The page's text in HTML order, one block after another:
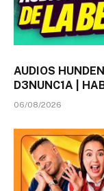
AUDIOS
D3NUNC1A |
06/08/2026